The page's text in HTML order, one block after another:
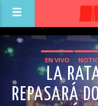
EN VIVO
LA
REPASARÁ